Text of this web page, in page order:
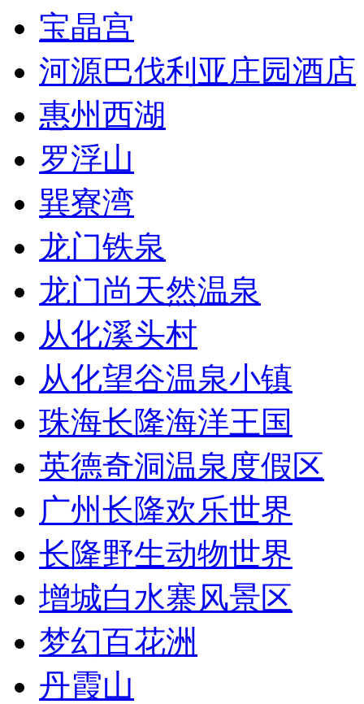
宝晶宫
河源巴伐利亚庄园酒店
惠州西湖
罗浮山
巽寮湾
龙门铁泉
龙门尚天然温泉
从化溪头村
从化望谷温泉小镇
珠海长隆海洋王国
英德奇洞温泉度假区
广州长隆欢乐世界
长隆野生动物世界
增城白水寨风景区
梦幻百花洲
丹霞山